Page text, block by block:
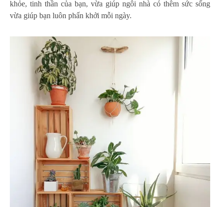
khỏe, tinh thần của bạn, vừa giúp ngôi nhà có thêm sức sống
vừa giúp bạn luôn phấn khởi mỗi ngày.